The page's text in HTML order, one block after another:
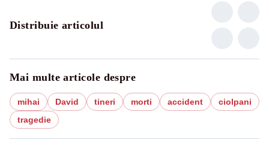
Distribuie articolul
Mai multe articole despre
mihai David tineri morti accident
ciolpani
tragedie